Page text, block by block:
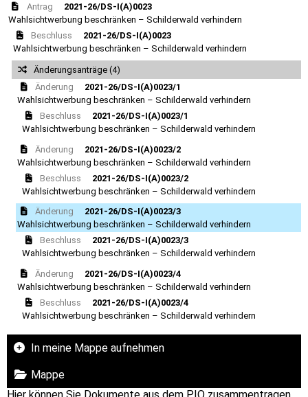
Antrag
2021-26/DS-I(A)0023
Wahlsichtwerbung beschränken – Schilderwald verhindern
Beschluss
2021-26/DS-I(A)0023
Wahlsichtwerbung beschränken – Schilderwald verhindern
Änderungsanträge (4)
Änderung
2021-26/DS-I(A)0023/1
Wahlsichtwerbung beschränken – Schilderwald verhindern
Beschluss
2021-26/DS-I(A)0023/1
Wahlsichtwerbung beschränken – Schilderwald verhindern
Änderung
2021-26/DS-I(A)0023/2
Wahlsichtwerbung beschränken – Schilderwald verhindern
Beschluss
2021-26/DS-I(A)0023/2
Wahlsichtwerbung beschränken – Schilderwald verhindern
Änderung
2021-26/DS-I(A)0023/3
Wahlsichtwerbung beschränken – Schilderwald verhindern
Beschluss
2021-26/DS-I(A)0023/3
Wahlsichtwerbung beschränken – Schilderwald verhindern
Änderung
2021-26/DS-I(A)0023/4
Wahlsichtwerbung beschränken – Schilderwald verhindern
Beschluss
2021-26/DS-I(A)0023/4
Wahlsichtwerbung beschränken – Schilderwald verhindern
In meine Mappe aufnehmen
Mappe
Hier können Sie Dokumente aus dem PIO zusammentragen